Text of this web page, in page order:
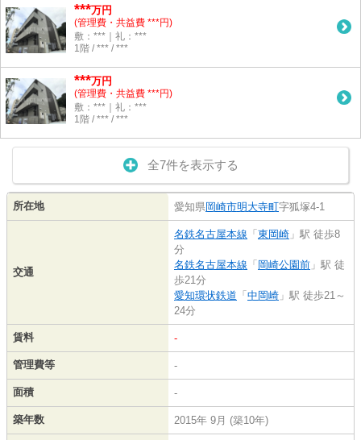
***万円
(管理費・共益費 ***円)
敷：***｜礼：***
1階 / *** / ***
***万円
(管理費・共益費 ***円)
敷：***｜礼：***
1階 / *** / ***
全7件を表示する
所在地 愛知県岡崎市明大寺町字狐塚4-1
交通
名鉄名古屋本線 「 東岡崎 」駅 徒歩8
分
名鉄名古屋本線 「 岡崎公園前 」駅 徒
歩21分
愛知環状鉄道 「 中岡崎 」駅 徒歩21～
24分
賃料 -
管理費等 -
面積 -
築年数 2015年 9月 (築10年)